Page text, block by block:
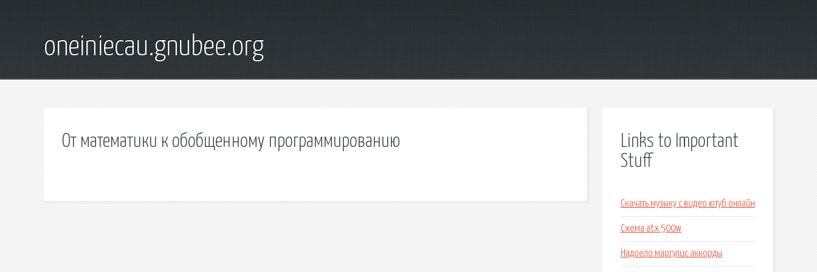
oneiniecau.gnubee.org
От математики к обобщенному программированию
Links to Important
Stuff
Скачать музыку с видео ютуб онлайн
Схема atx 500w
Надоело маргулис аккорды